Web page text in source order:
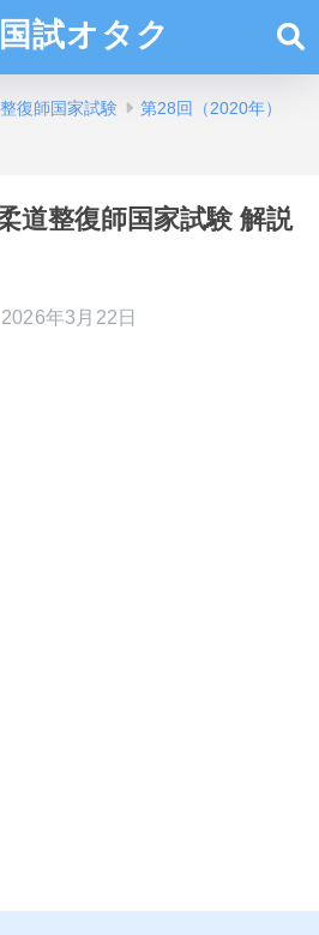
国試オタク
復師国家試験 第28回（2020年）
道整復師国家試験 解説
2026年3月22日